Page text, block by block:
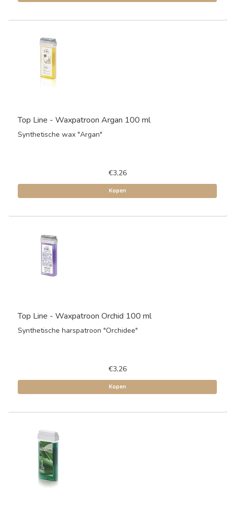
Top Line - Waxpatroon Argan 100 ml
Synthetische wax "Argan"
€3,26
Kopen
Top Line - Waxpatroon Orchid 100 ml
Synthetische harspatroon "Orchidee"
€3,26
Kopen